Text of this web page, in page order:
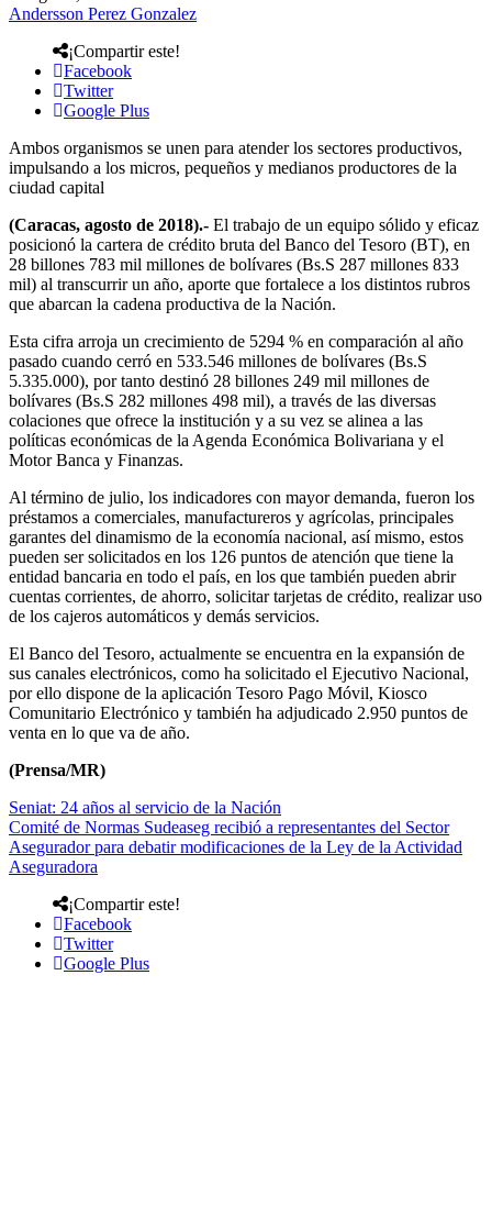
Andersson Perez Gonzalez
¡Compartir este!
Facebook
Twitter
Google Plus
Ambos organismos se unen para atender los sectores productivos,
impulsando a los micros, pequeños y medianos productores de la
ciudad capital
(Caracas, agosto de 2018).- El trabajo de un equipo sólido y eficaz
posicionó la cartera de crédito bruta del Banco del Tesoro (BT), en
28 billones 783 mil millones de bolívares (Bs.S 287 millones 833
mil) al transcurrir un año, aporte que fortalece a los distintos rubros
que abarcan la cadena productiva de la Nación.
Esta cifra arroja un crecimiento de 5294 % en comparación al año
pasado cuando cerró en 533.546 millones de bolívares (Bs.S
5.335.000), por tanto destinó 28 billones 249 mil millones de
bolívares (Bs.S 282 millones 498 mil), a través de las diversas
colaciones que ofrece la institución y a su vez se alinea a las
políticas económicas de la Agenda Económica Bolivariana y el
Motor Banca y Finanzas.
Al término de julio, los indicadores con mayor demanda, fueron los
préstamos a comerciales, manufactureros y agrícolas, principales
garantes del dinamismo de la economía nacional, así mismo, estos
pueden ser solicitados en los 126 puntos de atención que tiene la
entidad bancaria en todo el país, en los que también pueden abrir
cuentas corrientes, de ahorro, solicitar tarjetas de crédito, realizar uso
de los cajeros automáticos y demás servicios.
El Banco del Tesoro, actualmente se encuentra en la expansión de
sus canales electrónicos, como ha solicitado el Ejecutivo Nacional,
por ello dispone de la aplicación Tesoro Pago Móvil, Kiosco
Comunitario Electrónico y también ha adjudicado 2.950 puntos de
venta en lo que va de año.
(Prensa/MR)
Seniat: 24 años al servicio de la Nación
Comité de Normas Sudeaseg recibió a representantes del Sector
Asegurador para debatir modificaciones de la Ley de la Actividad
Aseguradora
¡Compartir este!
Facebook
Twitter
Google Plus